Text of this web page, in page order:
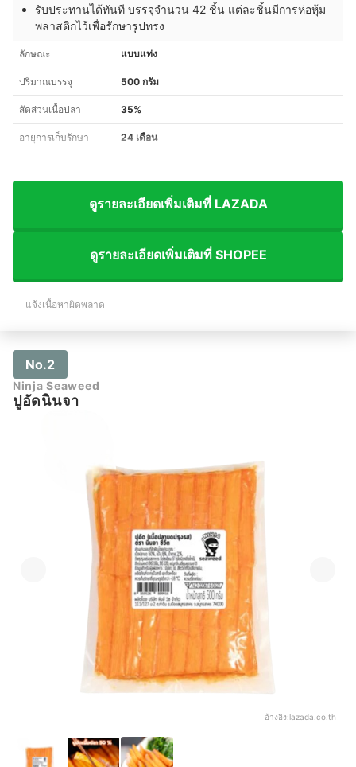
รับประทานได้ทันที บรรจุจำนวน 42 ชิ้น แต่ละชิ้นมีการห่อหุ้ม
พลาสติกไว้เพื่อรักษารูปทรง
ลักษณะ แบบแท่ง
ปริมาณบรรจุ 500 กรัม
สัดส่วนเนื้อปลา 35%
อายุการเก็บรักษา 24 เดือน
ดูรายละเอียดเพิ่มเติมที่ LAZADA
ดูรายละเอียดเพิ่มเติมที่ SHOPEE
แจ้งเนื้อหาผิดพลาด
No.2
Ninja Seaweed
ปูอัดนินจา
อ้างอิง:lazada.co.th